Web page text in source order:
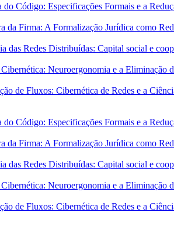
do Código: Especificações Formais e a
da Firma: A Formalização Jurídica como
das Redes Distribuídas: Capital social e
Neuroergonomia e a Eliminação
de Fluxos: Cibernética de Redes e a
do Código: Especificações Formais e a
da Firma: A Formalização Jurídica como
das Redes Distribuídas: Capital social e
Neuroergonomia e a Eliminação
de Fluxos: Cibernética de Redes e a